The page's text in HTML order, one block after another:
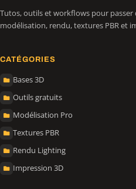
Tutos, outils et workflows pour
modélisation, rendu, textures PBR et
CATÉGORIES
Bases 3D
Outils gratuits
Modélisation Pro
Textures PBR
Rendu Lighting
Impression 3D